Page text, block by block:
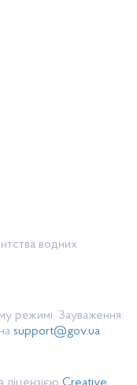
водних
режимі. Зауваження
support@gov.ua